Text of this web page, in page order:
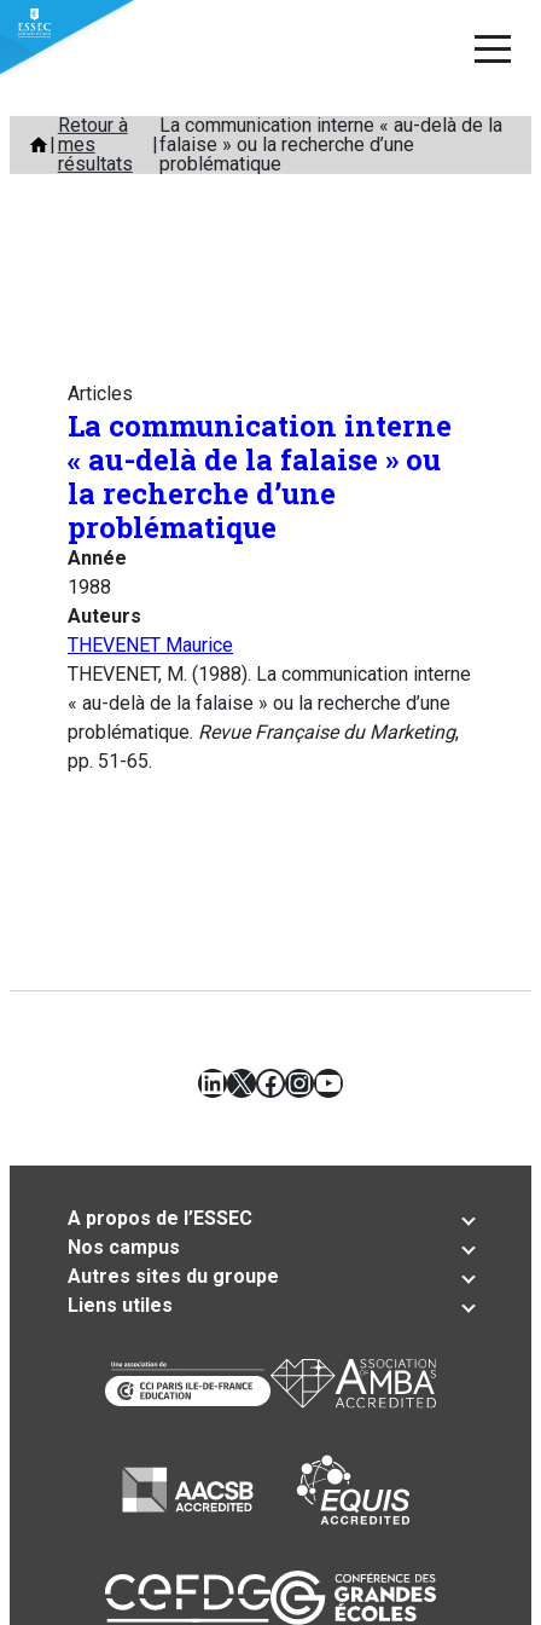
Aller
contenu
Retour à
mes
résultats
La communication interne « au-delà de la
falaise » ou la recherche d’une
problématique
Articles
La communication interne
« au-delà de la falaise » ou
la recherche d’une
problématique
Année
1988
Auteurs
THEVENET Maurice
THEVENET, M. (1988). La communication interne
« au-delà de la falaise » ou la recherche d’une
problématique. Revue Française du Marketing,
pp. 51-65.
LinkedIn
X Facebook
Instagram
YouTube
A propos de l’ESSEC
Nos campus
Autres sites du groupe
Liens utiles